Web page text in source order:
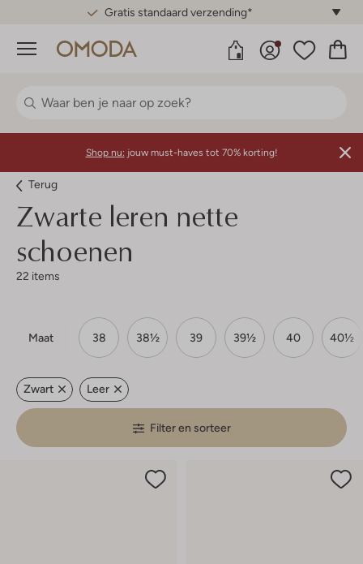
Gratis standaard verzending*
Menu
Shop nu: jouw must-haves tot 70% korting!
Terug
Zwarte leren nette
schoenen
22 items
Maat 38 38½ 39 39½ 40 40½
Zwart Leer
Filter en sorteer